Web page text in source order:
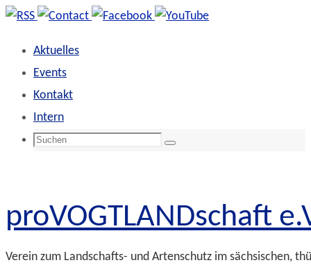
Zum
springen
Aktuelles
Events
Kontakt
Intern
Suchen
Suchen
proVOGTLANDschaft
Verein zum Landschafts- und Artenschutz im sächsischen,